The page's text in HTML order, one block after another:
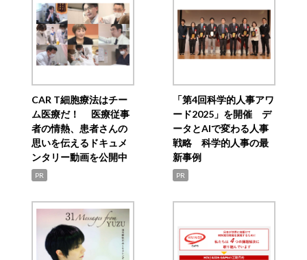
CAR T細胞療法はチー
ム医療だ！ 医療従事
者の情熱、患者さんの
思いを伝えるドキュメ
ンタリー動画を公開中
PR
「第4回科学的人事アワ
ード2025」を開催 デ
ータとAIで変わる人事
戦略 科学的人事の最
新事例
PR